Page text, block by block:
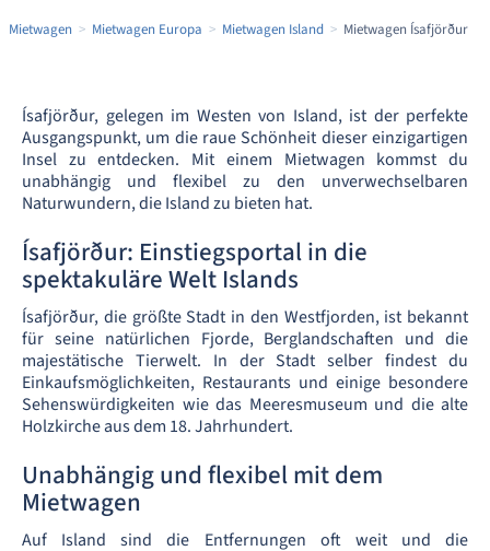
Mietwagen Mietwagen Europa Mietwagen Island Mietwagen Ísafjörður
Ísafjörður, gelegen im Westen von Island, ist der perfekte
Ausgangspunkt, um die raue Schönheit dieser einzigartigen
Insel zu entdecken. Mit einem Mietwagen kommst du
unabhängig und flexibel zu den unverwechselbaren
Naturwundern, die Island zu bieten hat.
Ísafjörður: Einstiegsportal in die
spektakuläre Welt Islands
Ísafjörður, die größte Stadt in den Westfjorden, ist bekannt
für seine natürlichen Fjorde, Berglandschaften und die
majestätische Tierwelt. In der Stadt selber findest du
Einkaufsmöglichkeiten, Restaurants und einige besondere
Sehenswürdigkeiten wie das Meeresmuseum und die alte
Holzkirche aus dem 18. Jahrhundert.
Unabhängig und flexibel mit dem
Mietwagen
Auf Island sind die Entfernungen oft weit und die